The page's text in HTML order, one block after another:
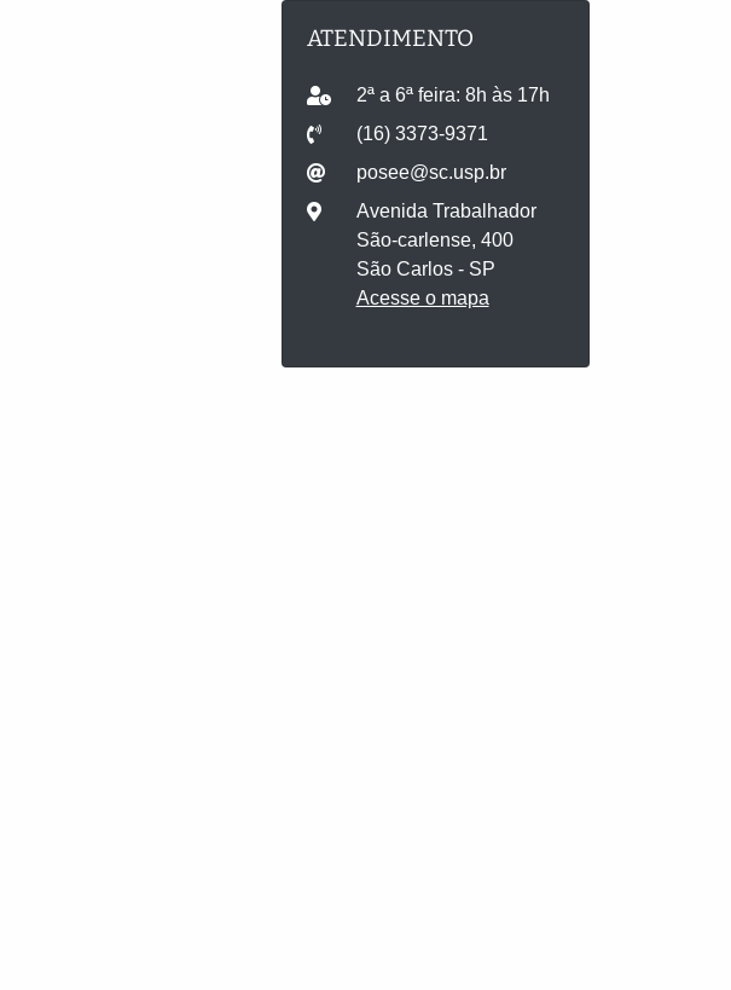
ATENDIMENTO
2ª a 6ª feira: 8h às 17h
(16) 3373-9371
posee@sc.usp.br
Avenida Trabalhador
São-carlense, 400
São Carlos - SP
Acesse o mapa